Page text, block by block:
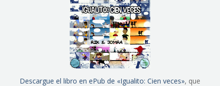
Descargue el libro en ePub de «Igualito: Cien veces», que